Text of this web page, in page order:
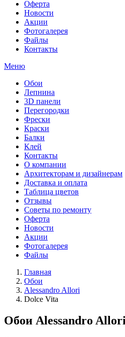
Оферта
Новости
Акции
Фотогалерея
Файлы
Контакты
Меню
Обои
Лепнина
3D панели
Перегородки
Фрески
Краски
Балки
Клей
Контакты
О компании
Архитекторам и дизайнерам
Доставка и оплата
Таблица цветов
Отзывы
Советы по ремонту
Оферта
Новости
Акции
Фотогалерея
Файлы
Главная
Обои
Alessandro Allori
Dolce Vita
Обои Alessandro